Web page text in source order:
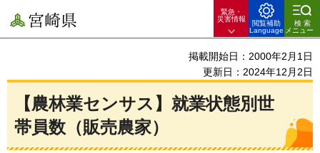
宮崎県
緊急・
災害情報
閲覧補助
Language
検索
メニュー
掲載開始日：2000年2月1日
更新日：2024年12月2日
【農林業センサス】就業状態別世
帯員数（販売農家）